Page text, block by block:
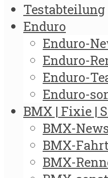
Testabteilung
Enduro
Enduro-
Enduro-
Enduro-
Enduro-
BMX | Fixie |
BMX-
BMX-
BMX-